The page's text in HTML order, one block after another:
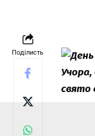
Поділисть
Учора,
свято